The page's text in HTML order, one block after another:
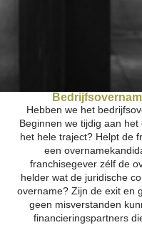
Hebben we het
Beginnen we tijdig aan
het hele traject? Helpt de
een
franchisegever zélf de
helder wat de juridische
overname? Zijn de exit en
geen misverstanden
financieringspartners